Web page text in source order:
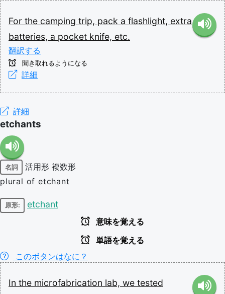
For the camping trip, pack a flashlight, extra
batteries, a pocket knife, etc.
翻訳する
聞き取れるようになる
詳細
詳細
etchants
名詞 活用形 複数形
plural of etchant
原形: etchant
意味を覚える
単語を覚える
このボタンはなに？
In the microfabrication lab, we tested